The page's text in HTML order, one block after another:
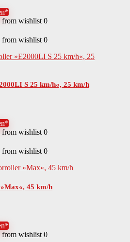
from wishlist 0
from wishlist 0
S 25 km/h«, 25 km/h
from wishlist 0
from wishlist 0
45 km/h
from wishlist 0